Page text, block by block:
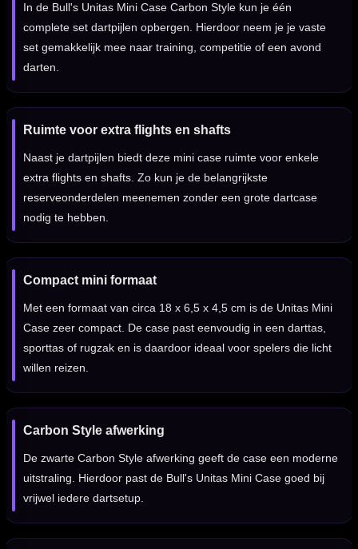
In de Bull's Unitas Mini Case Carbon Style kun je één
complete set dartpijlen opbergen. Hierdoor neem je je vaste
set gemakkelijk mee naar training, competitie of een avond
darten.
Ruimte voor extra flights en shafts
Naast je dartpijlen biedt deze mini case ruimte voor enkele
extra flights en shafts. Zo kun je de belangrijkste
reserveonderdelen meenemen zonder een grote dartcase
nodig te hebben.
Compact mini formaat
Met een formaat van circa 18 x 6,5 x 4,5 cm is de Unitas Mini
Case zeer compact. De case past eenvoudig in een darttas,
sporttas of rugzak en is daardoor ideaal voor spelers die licht
willen reizen.
Carbon Style afwerking
De zwarte Carbon Style afwerking geeft de case een moderne
uitstraling. Hierdoor past de Bull's Unitas Mini Case goed bij
vrijwel iedere dartsetup.